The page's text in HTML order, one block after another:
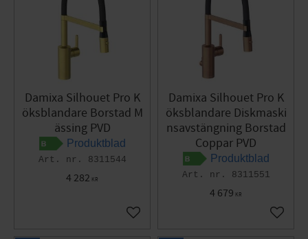
Damixa Silhouet Pro K
öksblandare Borstad M
ässing PVD
Produktblad
8311544
4 282 KR
Lägg till i favoriter
Damixa Silhouet Pro K
öksblandare Diskmaski
nsavstängning Borstad
Coppar PVD
Produktblad
8311551
4 679 KR
Lägg